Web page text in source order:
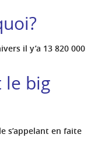
il y’a 13 820 000
le big
s’appelant en faite